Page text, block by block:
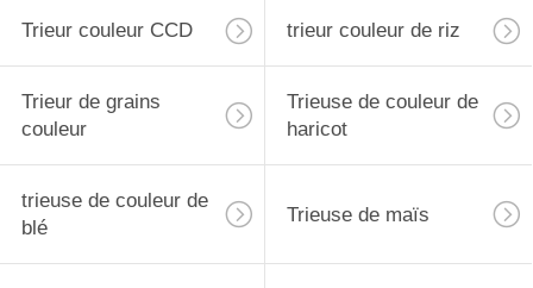
Trieur couleur CCD trieur couleur de riz
Trieur de grains
couleur
Trieuse de couleur de
haricot
trieuse de couleur de
blé
Trieuse de maïs